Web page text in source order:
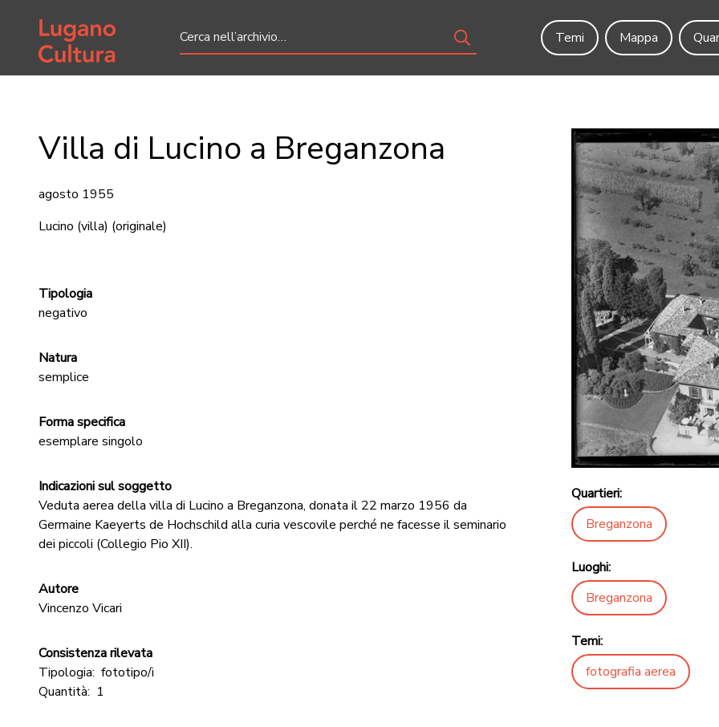
Home page
Temi
Mappa
Villa di Lucino a Breganzona
agosto 1955
Lucino (villa) (originale)
Tipologia
negativo
Natura
semplice
Forma specifica
esemplare singolo
Indicazioni sul soggetto
Veduta aerea della villa di Lucino a Breganzona, donata il 22 marzo 1956 da
Germaine Kaeyerts de Hochschild alla curia vescovile perché ne facesse il seminario
dei piccoli (Collegio Pio XII).
Autore
Vincenzo Vicari
Consistenza rilevata
Tipologia: fototipo/i
Quantità: 1
Quartieri:
Breganzona
Luoghi:
Breganzona
Temi:
fotografia aerea